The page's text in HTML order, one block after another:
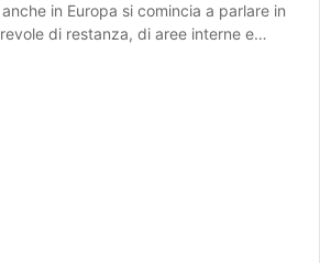
in Europa si comincia a parlare in
di restanza, di aree interne e…